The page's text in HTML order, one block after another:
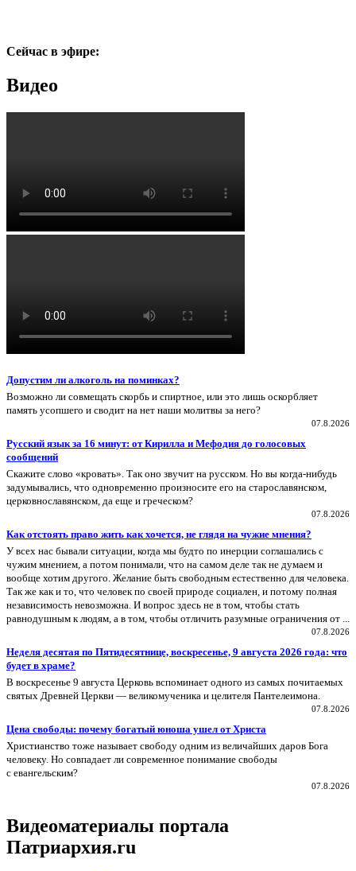
Сейчас в эфире:
Видео
Допустим ли алкоголь на поминках?
Возможно ли совмещать скорбь и спиртное, или это лишь оскорбляет
память усопшего и сводит на нет наши молитвы за него?
07.8.2026
Русский язык за 16 минут: от Кирилла и Мефодия до голосовых
сообщений
Скажите слово «кровать». Так оно звучит на русском. Но вы когда-нибудь
задумывались, что одновременно произносите его на старославянском,
церковнославянском, да еще и греческом?
07.8.2026
Как отстоять право жить как хочется, не глядя на чужие мнения?
У всех нас бывали ситуации, когда мы будто по инерции соглашались с
чужим мнением, а потом понимали, что на самом деле так не думаем и
вообще хотим другого. Желание быть свободным естественно для человека.
Так же как и то, что человек по своей природе социален, и потому полная
независимость невозможна. И вопрос здесь не в том, чтобы стать
равнодушным к людям, а в том, чтобы отличить разумные ограничения от ...
07.8.2026
Неделя десятая по Пятидесятнице, воскресенье, 9 августа 2026 года: что
будет в храме?
В воскресенье 9 августа Церковь вспоминает одного из самых почитаемых
святых Древней Церкви — великомученика и целителя Пантелеимона.
07.8.2026
Цена свободы: почему богатый юноша ушел от Христа
Христианство тоже называет свободу одним из величайших даров Бога
человеку. Но совпадает ли современное понимание свободы
с евангельским?
07.8.2026
Видеоматериалы портала
Патриархия.ru